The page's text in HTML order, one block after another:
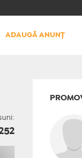
ADAUGĂ ANUNȚ